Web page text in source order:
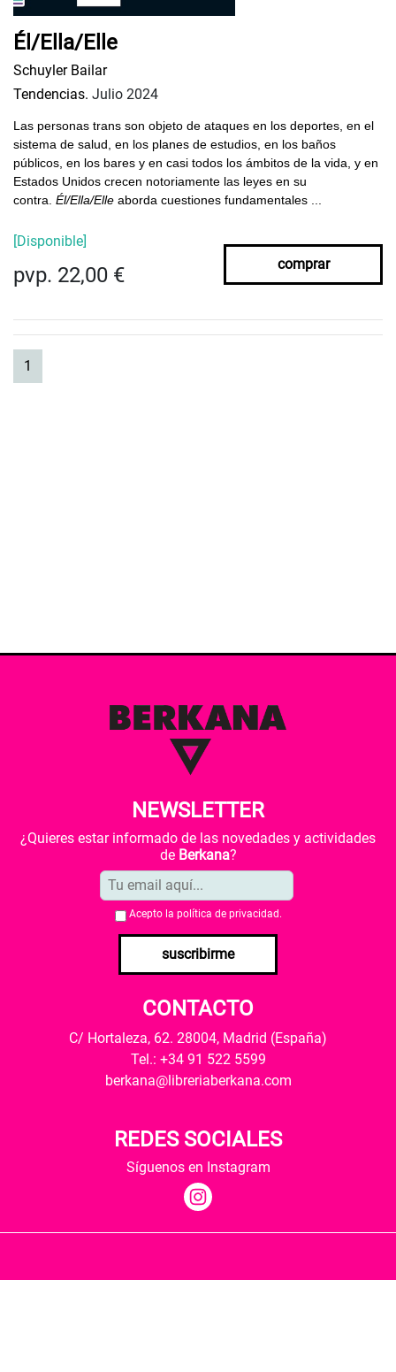
Él/Ella/Elle
Schuyler Bailar
Tendencias. Julio 2024
Las personas trans son objeto de ataques en los deportes, en el
sistema de salud, en los planes de estudios, en los baños
públicos, en los bares y en casi todos los ámbitos de la vida, y en
Estados Unidos crecen notoriamente las leyes en su
contra. Él/Ella/Elle aborda cuestiones fundamentales ...
[Disponible]
pvp. 22,00 € comprar
1
NEWSLETTER
¿Quieres estar informado de las novedades y actividades
de Berkana?
Acepto la política de privacidad .
suscribirme
CONTACTO
C/ Hortaleza, 62. 28004, Madrid (España)
Tel.: +34 91 522 5599
berkana@libreriaberkana.com
REDES SOCIALES
Síguenos en Instagram